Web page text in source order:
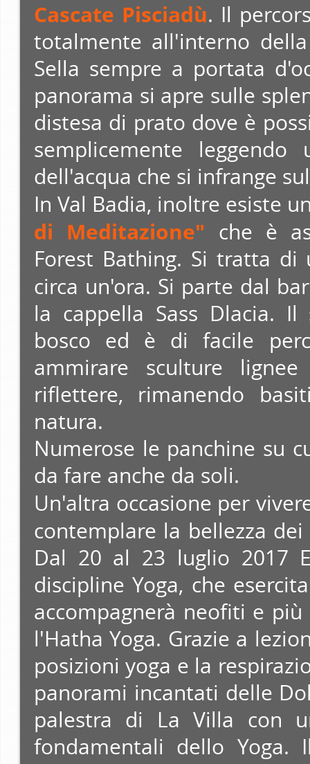
Cascate Pisciadù. Il
totalmente all'interno
Sella sempre a portata
panorama si apre sulle
distesa di prato dove è
semplicemente
dell'acqua che si infrange
In Val Badia, inoltre esiste
di Meditazione" che è
Forest Bathing. Si tratta
circa un'ora. Si parte dal
la cappella Sass Dlacia.
bosco ed è di facile
ammirare sculture
riflettere, rimanendo
natura.
Numerose le panchine su
da fare anche da soli.
Un'altra occasione per
contemplare la bellezza
Dal 20 al 23 luglio 2017
discipline Yoga, che
accompagnerà neofiti e
l'Hatha Yoga. Grazie a
posizioni yoga e la
panorami incantati delle
palestra di La Villa con
fondamentali dello